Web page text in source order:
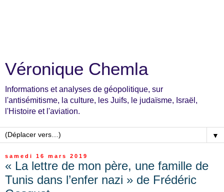
Véronique Chemla
Informations et analyses de géopolitique, sur
l'antisémitisme, la culture, les Juifs, le judaïsme, Israël,
l'Histoire et l'aviation.
▼
samedi 16 mars 2019
« La lettre de mon père, une famille de
Tunis dans l’enfer nazi » de Frédéric